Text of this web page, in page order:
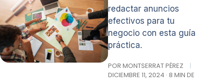
redactar anuncios
efectivos para tu
negocio con esta guía
práctica.
POR MONTSERRAT PÉREZ
|
DICIEMBRE 11, 2024 · 8 MIN DE